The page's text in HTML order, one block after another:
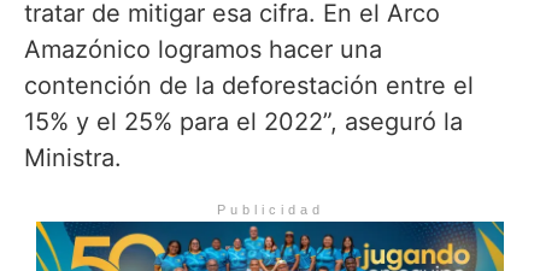
tratar de mitigar esa cifra. En el Arco
Amazónico logramos hacer una
contención de la deforestación entre el
15% y el 25% para el 2022”, aseguró la
Ministra.
Publicidad